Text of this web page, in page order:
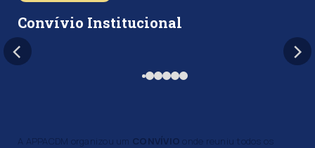
Convívio Institucional
A APPACDM organizou um CONVÍVIO onde reuniu todos os